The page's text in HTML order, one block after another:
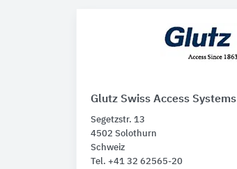
Glutz Swiss Access Systems
Segetzstr. 13
4502 Solothurn
Schweiz
Tel. +41 32 62565-20